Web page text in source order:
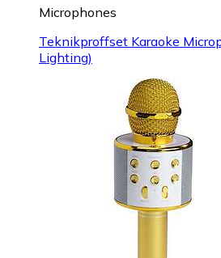
Microphones
Teknikproffset Karaoke
Lighting)